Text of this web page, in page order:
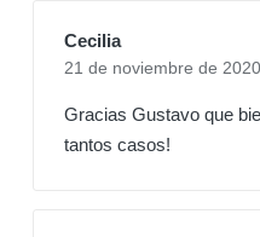
Cecilia
21 de noviembre de 2020,
Gracias Gustavo que
tantos casos!